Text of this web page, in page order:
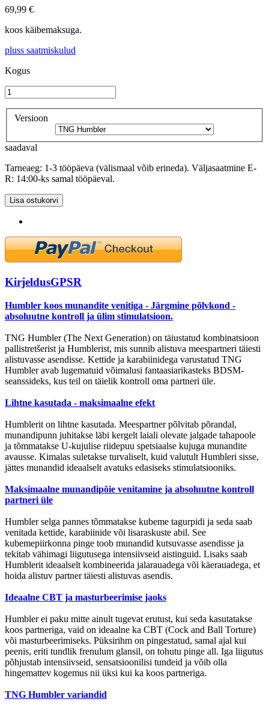
69,99 €
koos käibemaksuga.
pluss saatmiskulud
Kogus
Versioon
saadaval
Tarneaeg: 1-3 tööpäeva (välismaal võib erineda). Väljasaatmine E-
R: 14:00-ks samal tööpäeval.
Lisa ostukorvi
KirjeldusGPSR
Humbler koos munandite venitiga - Järgmine põlvkond -
absoluutne kontroll ja ülim stimulatsioon.
TNG Humbler (The Next Generation) on täiustatud kombinatsioon
pallistretšerist ja Humblerist, mis sunnib alistuva meespartneri täiesti
alistuvasse asendisse. Kettide ja karabiinidega varustatud TNG
Humbler avab lugematuid võimalusi fantaasiarikasteks BDSM-
seanssideks, kus teil on täielik kontroll oma partneri üle.
Lihtne kasutada - maksimaalne efekt
Humblerit on lihtne kasutada. Meespartner põlvitab põrandal,
munandipunn juhitakse läbi kergelt laiali olevate jalgade tahapoole
ja tõmmatakse U-kujulise riidepuu spetsiaalse kujuga munandite
avausse. Kimalas suletakse turvaliselt, kuid valutult Humbleri sisse,
jättes munandid ideaalselt avatuks edasiseks stimulatsiooniks.
Maksimaalne munandipõie venitamine ja absoluutne kontroll
partneri üle
Humbler selga pannes tõmmatakse kubeme tagurpidi ja seda saab
venitada kettide, karabiinide või lisaraskuste abil. See
kubemepiirkonna pinge toob munandid kutsuvasse asendisse ja
tekitab vähimagi liigutusega intensiivseid aistinguid. Lisaks saab
Humblerit ideaalselt kombineerida jalarauadega või käerauadega, et
hoida alistuv partner täiesti alistuvas asendis.
Ideaalne CBT ja masturbeerimise jaoks
Humbler ei paku mitte ainult tugevat erutust, kui seda kasutatakse
koos partneriga, vaid on ideaalne ka CBT (Cock and Ball Torture)
või masturbeerimiseks. Püksirihm on pingestatud, samal ajal kui
peenis, eriti tundlik frenulum glansil, on tohutu pinge all. Iga liigutus
põhjustab intensiivseid, sensatsioonilisi tundeid ja võib olla
hingemattev kogemus nii üksi kui ka koos partneriga.
TNG Humbler variandid